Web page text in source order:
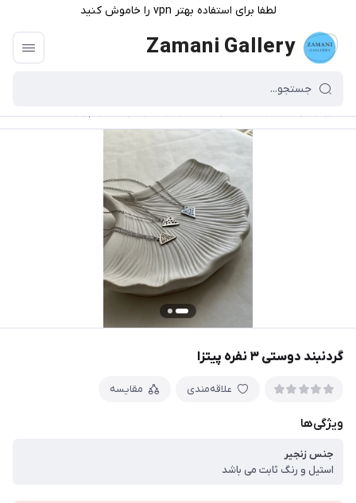
لطفا برای استفاده بهتر vpn را خاموش کنید
Zamani Gallery
گردنبند دوستی ۳ نفره پیتزا
علاقه‌مندی مقایسه
ویژگی‌ها
جنس زنجیر
استیل و رنگ ثابت می باشد